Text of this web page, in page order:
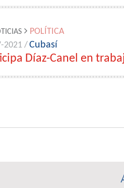
POLÍTICA
2021 /Cubasí
Díaz-Canel en